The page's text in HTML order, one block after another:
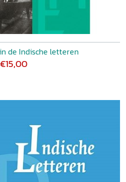
de Indische letteren
€15,00